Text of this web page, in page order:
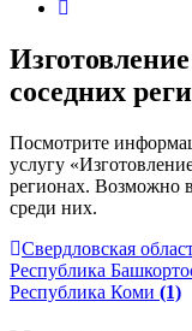
соседних
Посмотрите
услугу
регионах. Возможно
среди них.
Свердловская
Республика
Республика Коми (1)